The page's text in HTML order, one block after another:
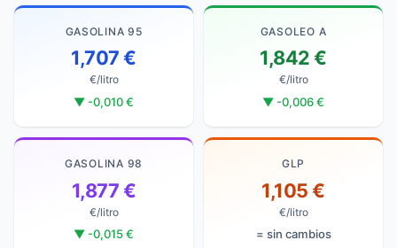
GASOLINA 95
1,707 €
€/litro
▼ -0,010 €
GASOLEO A
1,842 €
€/litro
▼ -0,006 €
GASOLINA 98
1,877 €
€/litro
▼ -0,015 €
GLP
1,105 €
€/litro
= sin cambios